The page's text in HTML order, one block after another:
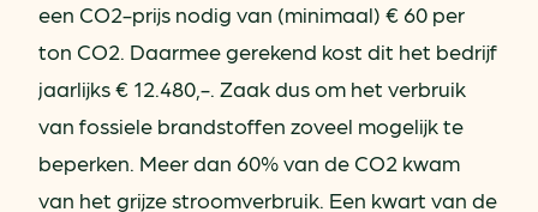
een CO2-prijs nodig van (minimaal) € 60 per
ton CO2. Daarmee gerekend kost dit het bedrijf
jaarlijks € 12.480,-. Zaak dus om het verbruik
van fossiele brandstoffen zoveel mogelijk te
beperken. Meer dan 60% van de CO2 kwam
van het grijze stroomverbruik. Een kwart van de